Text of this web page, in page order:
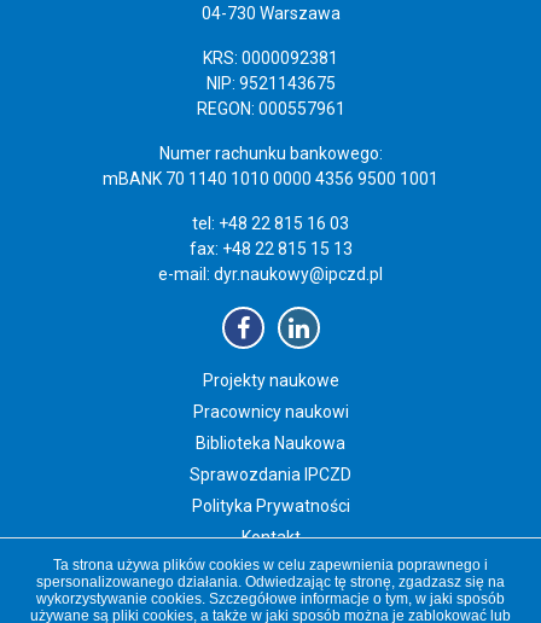
04-730 Warszawa
KRS: 0000092381
NIP: 9521143675
REGON: 000557961
Numer rachunku bankowego:
mBANK 70 1140 1010 0000 4356 9500 1001
tel: +48 22 815 16 03
fax: +48 22 815 15 13
e-mail: dyr.naukowy@ipczd.pl
Projekty naukowe
Pracownicy naukowi
Biblioteka Naukowa
Sprawozdania IPCZD
Polityka Prywatności
Kontakt
Newsletter IPCZD
Ta strona używa plików cookies w celu zapewnienia poprawnego i
spersonalizowanego działania. Odwiedzając tę stronę, zgadzasz się na
wykorzystywanie cookies. Szczegółowe informacje o tym, w jaki sposób
używane są pliki cookies, a także w jaki sposób można je zablokować lub